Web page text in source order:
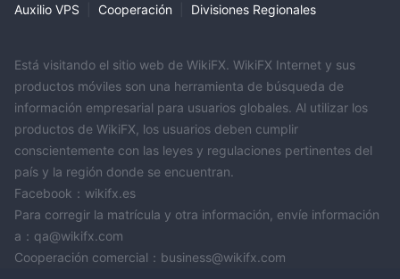
Auxilio VPS Cooperación Divisiones Regionales
Está visitando el sitio web de WikiFX. WikiFX Internet y sus
productos móviles son una herramienta de búsqueda de
información empresarial para usuarios globales. Al utilizar los
productos de WikiFX, los usuarios deben cumplir
conscientemente con las leyes y regulaciones pertinentes del
país y la región donde se encuentran.
Facebook：wikifx.es
Para corregir la matrícula y otra información, envíe información
a：qa@wikifx.com
Cooperación comercial：business@wikifx.com